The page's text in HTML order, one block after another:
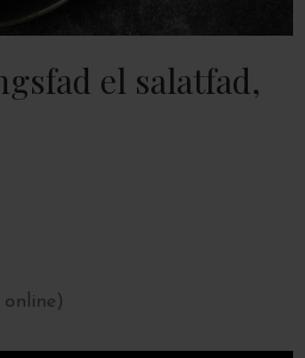
el salatfad,